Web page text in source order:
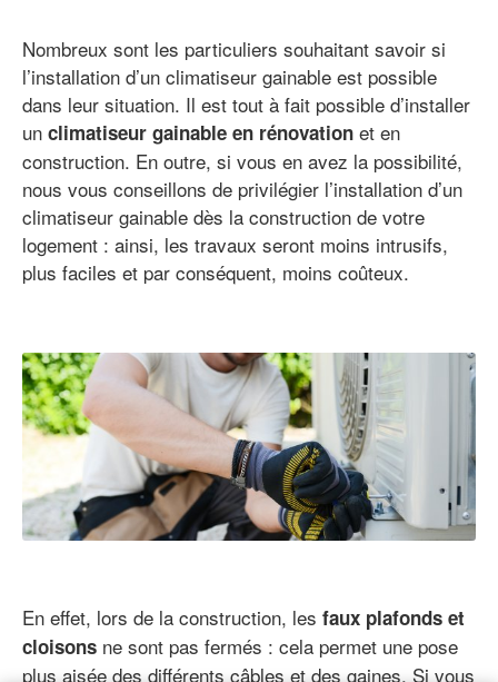
Nombreux sont les particuliers souhaitant savoir si
l’installation d’un climatiseur gainable est possible
dans leur situation. Il est tout à fait possible d’installer
un climatiseur gainable en rénovation et en
construction. En outre, si vous en avez la possibilité,
nous vous conseillons de privilégier l’installation d’un
climatiseur gainable dès la construction de votre
logement : ainsi, les travaux seront moins intrusifs,
plus faciles et par conséquent, moins coûteux.
En effet, lors de la construction, les faux plafonds et
cloisons ne sont pas fermés : cela permet une pose
plus aisée des différents câbles et des gaines. Si vous